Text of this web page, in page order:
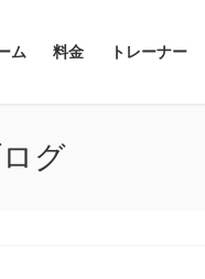
ム 料金 トレーナー
グ